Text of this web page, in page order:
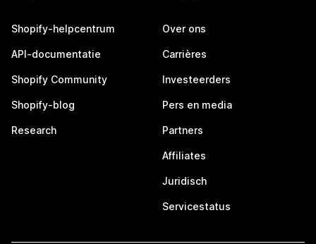
Shopify-helpcentrum
API-documentatie
Shopify Community
Shopify-blog
Research
Over ons
Carrières
Investeerders
Pers en media
Partners
Affiliates
Juridisch
Servicestatus